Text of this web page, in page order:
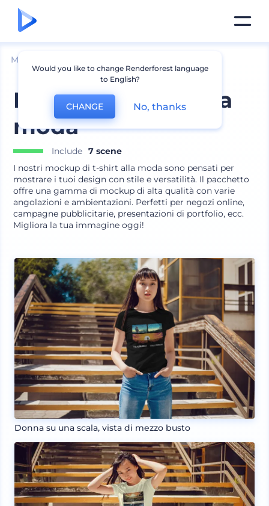
Mockup
Mockup T-Shirt alla
moda
Include 7 scene
I nostri mockup di t-shirt alla moda sono pensati per
mostrare i tuoi design con stile e versatilità. Il pacchetto
offre una gamma di mockup di alta qualità con varie
angolazioni e ambientazioni. Perfetti per negozi online,
campagne pubblicitarie, presentazioni di portfolio, ecc.
Migliora la tua immagine oggi!
Donna su una scala, vista di mezzo busto
Would you like to change Renderforest language
to English?
CHANGE No, thanks